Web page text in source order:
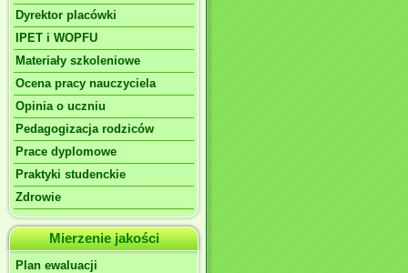
Dyrektor placówki
IPET i WOPFU
Materiały szkoleniowe
Ocena pracy nauczyciela
Opinia o uczniu
Pedagogizacja rodziców
Prace dyplomowe
Praktyki studenckie
Zdrowie
Mierzenie jakości
Plan ewaluacji